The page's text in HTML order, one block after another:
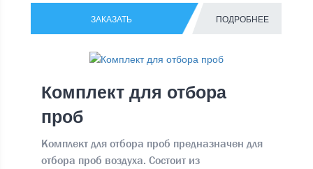
непрерывные прямые замеры воздуха,
вычисляет средний параметр за
готовый, вычисленный параметр выводит на
ЗАКАЗАТЬ ПОДРОБНЕЕ
Комплект для отбора
проб
Комплект для отбора проб предназначен для
отбора проб воздуха. Состоит из